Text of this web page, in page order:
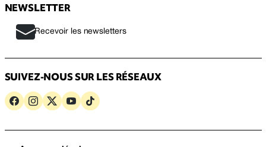
NEWSLETTER
Recevoir les newsletters
SUIVEZ-NOUS SUR LES RÉSEAUX